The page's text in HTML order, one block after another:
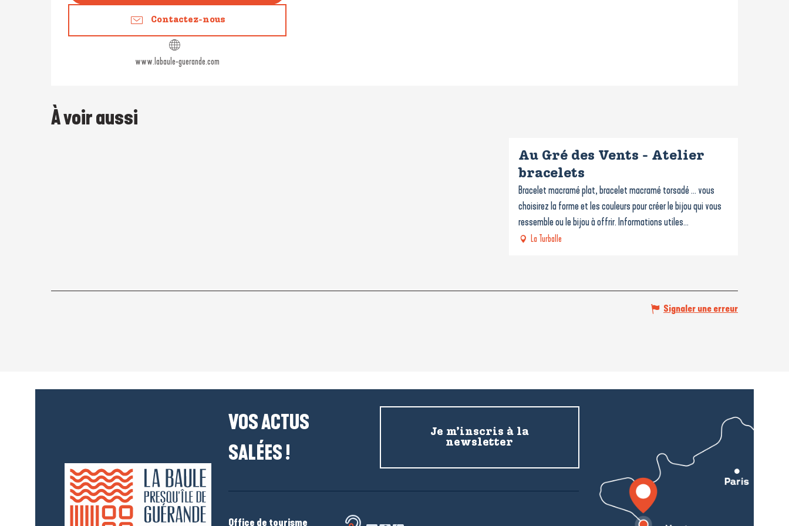
Contactez-nous
www.labaule-guerande.com
À voir aussi
Au Gré des Vents - Atelier
bracelets
Bracelet macramé plat, bracelet macramé torsadé ... vous
choisirez la forme et les couleurs pour créer le bijou qui vous
ressemble ou le bijou à offrir. Informations utiles...
La Turballe
Signaler une erreur
VOS ACTUS
SALÉES !
Je m’inscris à la
newsletter
Office de tourisme